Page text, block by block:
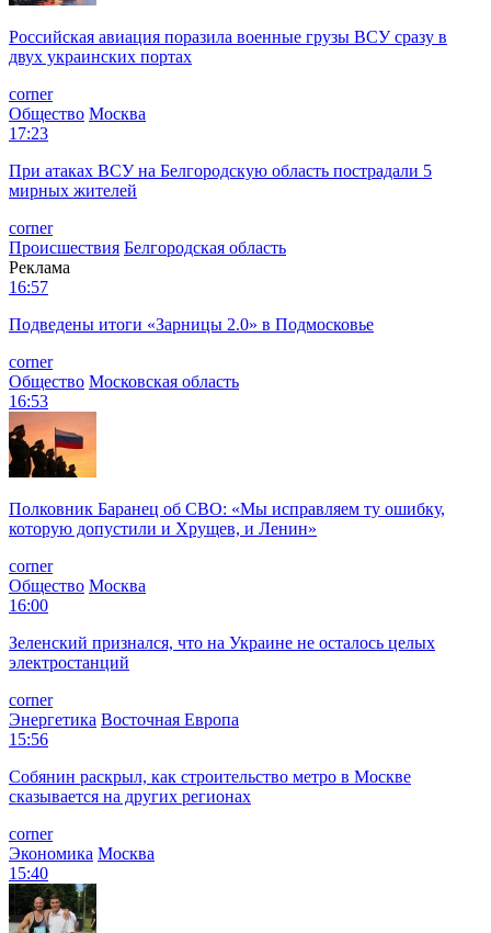
Российская авиация поразила военные грузы ВСУ сразу в
двух украинских портах
corner
Общество Москва
17:23
При атаках ВСУ на Белгородскую область пострадали 5
мирных жителей
corner
Происшествия Белгородская область
Реклама
16:57
Подведены итоги «Зарницы 2.0» в Подмосковье
corner
Общество Московская область
16:53
Полковник Баранец об СВО: «Мы исправляем ту ошибку,
которую допустили и Хрущев, и Ленин»
corner
Общество Москва
16:00
Зеленский признался, что на Украине не осталось целых
электростанций
corner
Энергетика Восточная Европа
15:56
Собянин раскрыл, как строительство метро в Москве
сказывается на других регионах
corner
Экономика Москва
15:40